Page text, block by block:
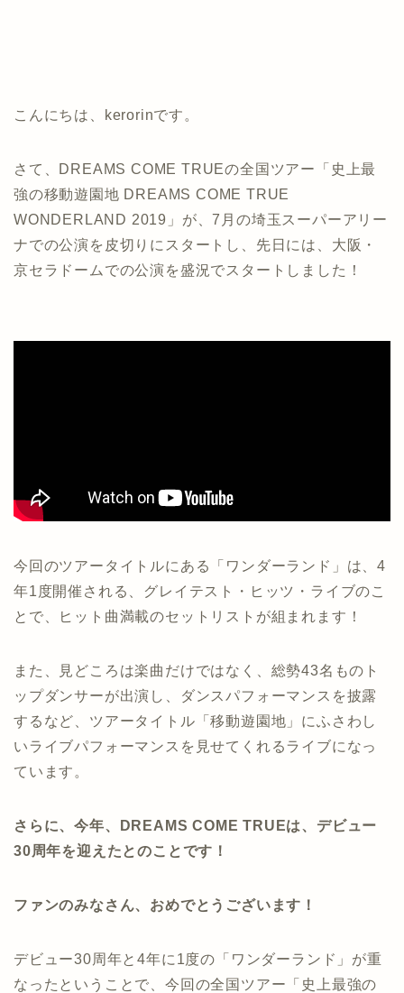
こんにちは、kerorinです。
さて、DREAMS COME TRUEの全国ツアー「史上最
強の移動遊園地 DREAMS COME TRUE
WONDERLAND 2019」が、7月の埼玉スーパーアリー
ナでの公演を皮切りにスタートし、先日には、大阪・
京セラドームでの公演を盛況でスタートしました！
今回のツアータイトルにある「ワンダーランド」は、4
年1度開催される、グレイテスト・ヒッツ・ライブのこ
とで、ヒット曲満載のセットリストが組まれます！
また、見どころは楽曲だけではなく、総勢43名ものト
ップダンサーが出演し、ダンスパフォーマンスを披露
するなど、ツアータイトル「移動遊園地」にふさわし
いライブパフォーマンスを見せてくれるライブになっ
ています。
さらに、今年、DREAMS COME TRUEは、デビュー
30周年を迎えたとのことです！
ファンのみなさん、おめでとうございます！
デビュー30周年と4年に1度の「ワンダーランド」が重
なったということで、今回の全国ツアー「史上最強の